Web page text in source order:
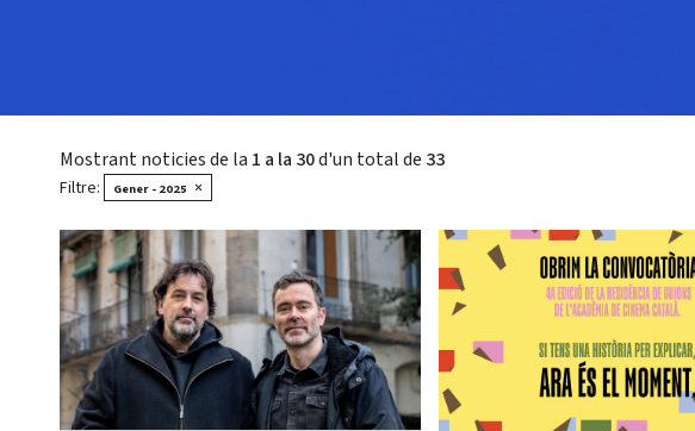
Mostrant noticies de la 1 a la 30d'un total de 33
Filtre: Gener - 2025 ×